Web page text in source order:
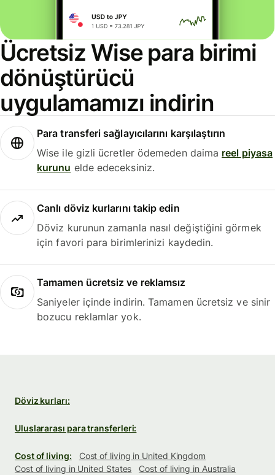
Ücretsiz Wise para birimi
dönüştürücü
uygulamamızı indirin
Para transferi sağlayıcılarını karşılaştırın
Wise ile gizli ücretler ödemeden daima reel piyasa
kurunu elde edeceksiniz.
Canlı döviz kurlarını takip edin
Döviz kurunun zamanla nasıl değiştiğini görmek
için favori para birimlerinizi kaydedin.
Tamamen ücretsiz ve reklamsız
Saniyeler içinde indirin. Tamamen ücretsiz ve sinir
bozucu reklamlar yok.
Döviz kurları:
Uluslararası para transferleri:
Cost of living:
Cost of living in United Kingdom
Cost of living in United States
Cost of living in Australia